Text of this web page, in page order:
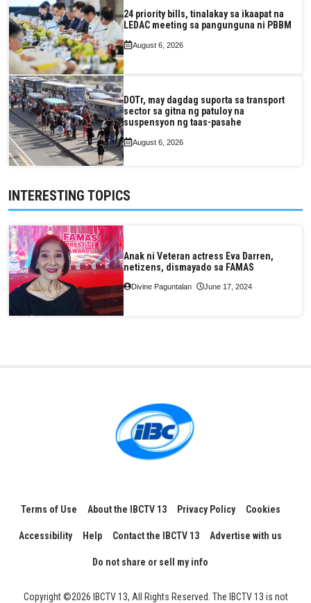
24 priority bills, tinalakay sa ikaapat na
LEDAC meeting sa pangunguna ni PBBM
August 6, 2026
DOTr, may dagdag suporta sa transport
sector sa gitna ng patuloy na
suspensyon ng taas-pasahe
August 6, 2026
INTERESTING TOPICS
Anak ni Veteran actress Eva Darren,
netizens, dismayado sa FAMAS
Divine Paguntalan June 17, 2024
Terms of Use About the IBCTV 13 Privacy Policy Cookies
Accessibility Help Contact the IBCTV 13 Advertise with us
Do not share or sell my info
Copyright ©2026 IBCTV 13, All Rights Reserved. The IBCTV 13 is not